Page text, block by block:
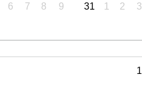
6 7 8 9
31
1 2 3
1